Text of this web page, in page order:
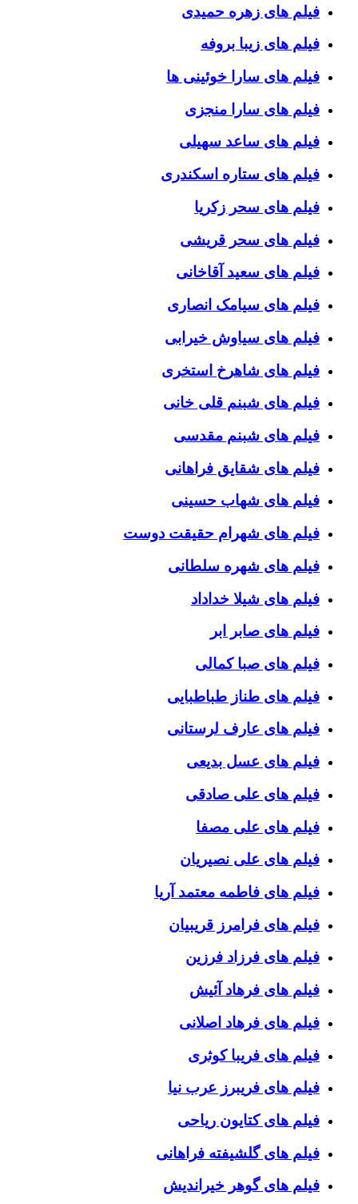
فیلم های زهره حمیدی
فیلم های زیبا بروفه
فیلم های سارا خوئینی ها
فیلم های سارا منجزی
فیلم های ساعد سهیلی
فیلم های ستاره اسکندری
فیلم های سحر زکریا
فیلم های سحر قریشی
فیلم های سعید آقاخانی
فیلم های سیامک انصاری
فیلم های سیاوش خیرابی
فیلم های شاهرخ استخری
فیلم های شبنم قلی خانی
فیلم های شبنم مقدسی
فیلم های شقایق فراهانی
فیلم های شهاب حسینی
فیلم های شهرام حقیقت دوست
فیلم های شهره سلطانی
فیلم های شیلا خداداد
فیلم های صابر ابر
فیلم های صبا کمالی
فیلم های طناز طباطبایی
فیلم های عارف لرستانی
فیلم های عسل بدیعی
فیلم های علی صادقی
فیلم های علی مصفا
فیلم های علی نصیریان
فیلم های فاطمه معتمد آریا
فیلم های فرامرز قریبیان
فیلم های فرزاد فرزین
فیلم های فرهاد آئیش
فیلم های فرهاد اصلانی
فیلم های فریبا کوثری
فیلم های فریبرز عرب نیا
فیلم های کتایون ریاحی
فیلم های گلشیفته فراهانی
فیلم های گوهر خیراندیش